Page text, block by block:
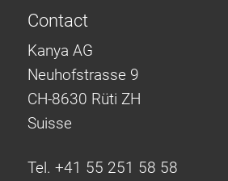
Contact
Kanya AG
Neuhofstrasse 9
CH-8630 Rüti ZH
Suisse
Tel. +41 55 251 58 58